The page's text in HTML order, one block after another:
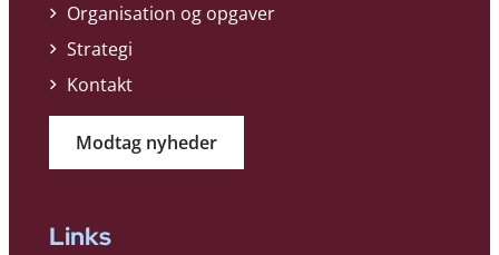
Organisation og opgaver
Strategi
Kontakt
Modtag nyheder
Links